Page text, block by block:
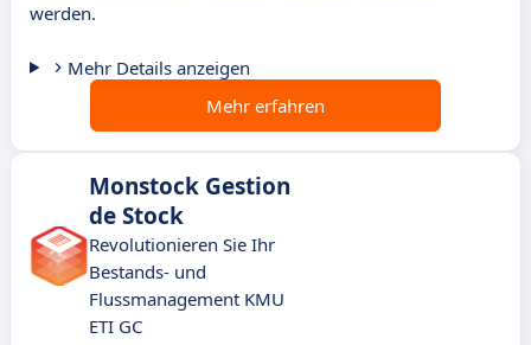
werden.
Mehr Details anzeigen
Mehr erfahren
Monstock Gestion
de Stock
Revolutionieren Sie Ihr
Bestands- und
Flussmanagement KMU
ETI GC